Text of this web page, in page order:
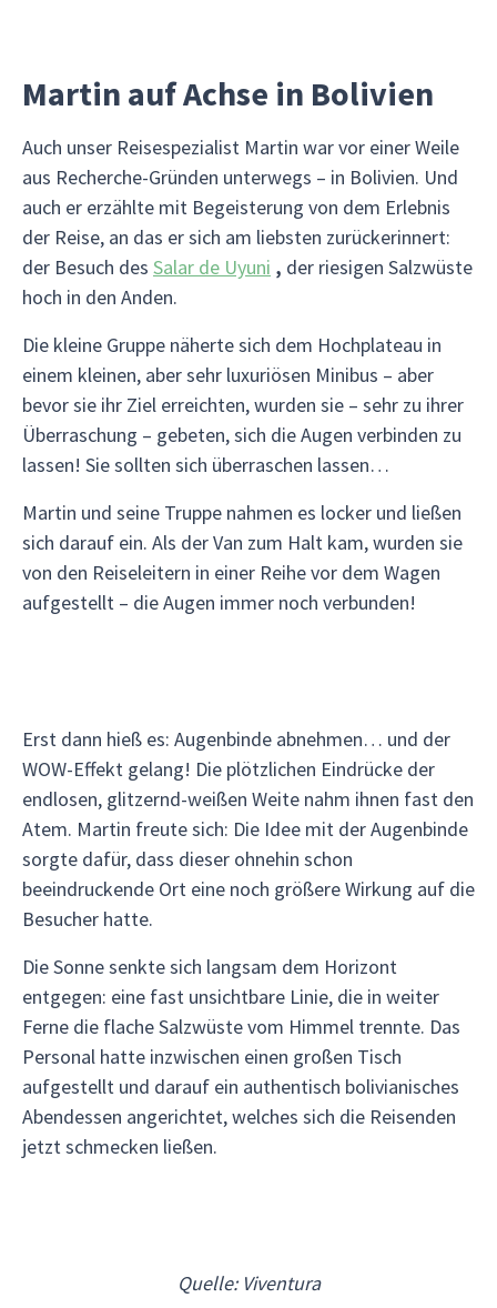
Martin auf Achse in Bolivien
Auch unser Reisespezialist Martin war vor einer Weile
aus Recherche-Gründen unterwegs – in Bolivien. Und
auch er erzählte mit Begeisterung von dem Erlebnis
der Reise, an das er sich am liebsten zurückerinnert:
der Besuch des Salar de Uyuni , der riesigen Salzwüste
hoch in den Anden.
Die kleine Gruppe näherte sich dem Hochplateau in
einem kleinen, aber sehr luxuriösen Minibus – aber
bevor sie ihr Ziel erreichten, wurden sie – sehr zu ihrer
Überraschung – gebeten, sich die Augen verbinden zu
lassen! Sie sollten sich überraschen lassen…
Martin und seine Truppe nahmen es locker und ließen
sich darauf ein. Als der Van zum Halt kam, wurden sie
von den Reiseleitern in einer Reihe vor dem Wagen
aufgestellt – die Augen immer noch verbunden!
Erst dann hieß es: Augenbinde abnehmen… und der
WOW-Effekt gelang! Die plötzlichen Eindrücke der
endlosen, glitzernd-weißen Weite nahm ihnen fast den
Atem. Martin freute sich: Die Idee mit der Augenbinde
sorgte dafür, dass dieser ohnehin schon
beeindruckende Ort eine noch größere Wirkung auf die
Besucher hatte.
Die Sonne senkte sich langsam dem Horizont
entgegen: eine fast unsichtbare Linie, die in weiter
Ferne die flache Salzwüste vom Himmel trennte. Das
Personal hatte inzwischen einen großen Tisch
aufgestellt und darauf ein authentisch bolivianisches
Abendessen angerichtet, welches sich die Reisenden
jetzt schmecken ließen.
Quelle: Viventura